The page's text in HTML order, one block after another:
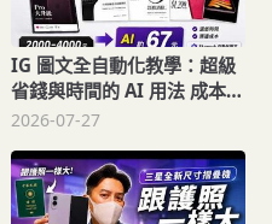
IG 圖文全自動化教學：超級
省錢與時間的 AI 用法 成本只
要 1/30 還更有效率！讓工作
2026-07-27